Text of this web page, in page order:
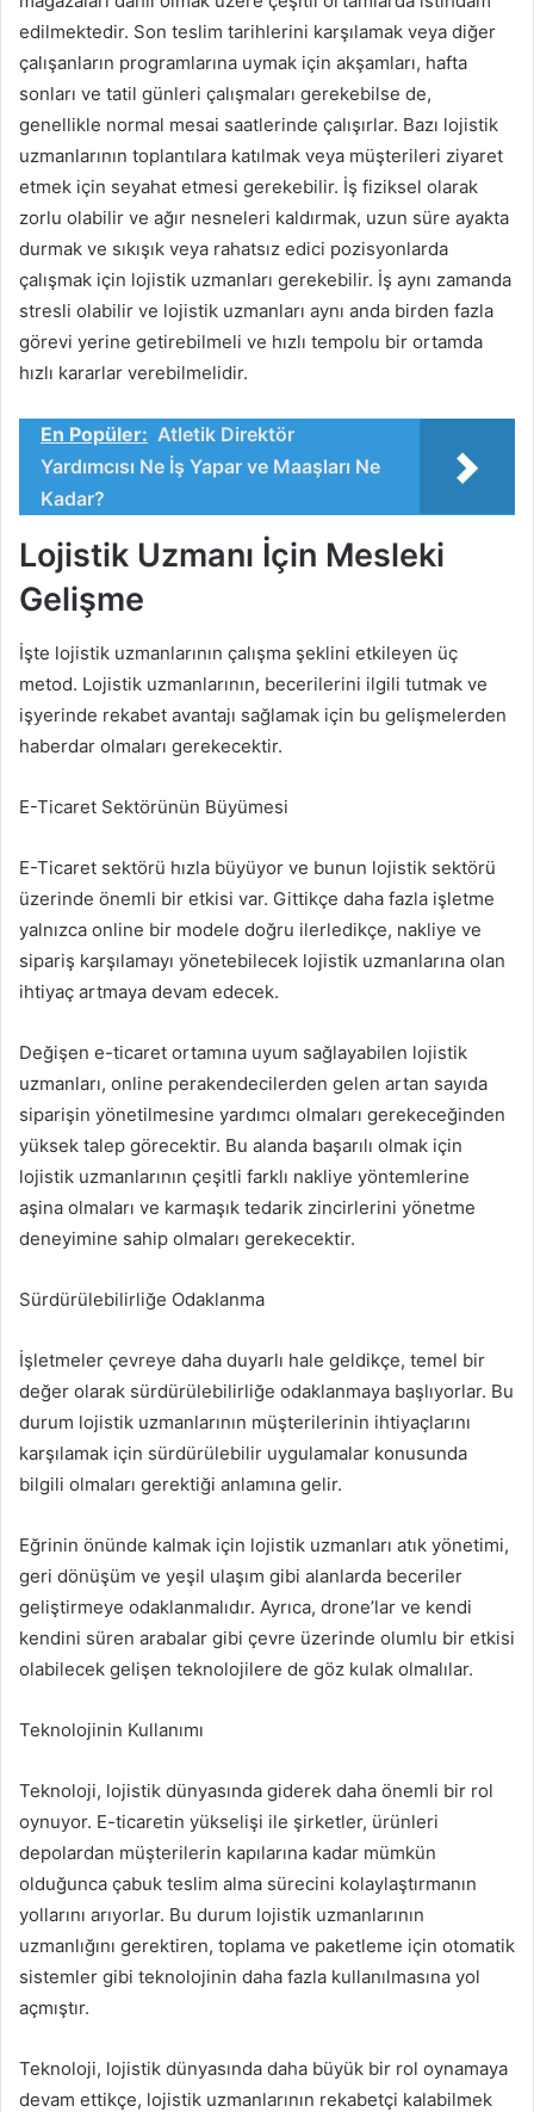
edilmektedir. Son teslim tarihlerini karşılamak veya diğer
çalışanların programlarına uymak için akşamları, hafta
sonları ve tatil günleri çalışmaları gerekebilse de,
genellikle normal mesai saatlerinde çalışırlar. Bazı lojistik
uzmanlarının toplantılara katılmak veya müşterileri ziyaret
etmek için seyahat etmesi gerekebilir. İş fiziksel olarak
zorlu olabilir ve ağır nesneleri kaldırmak, uzun süre ayakta
durmak ve sıkışık veya rahatsız edici pozisyonlarda
çalışmak için lojistik uzmanları gerekebilir. İş aynı zamanda
stresli olabilir ve lojistik uzmanları aynı anda birden fazla
görevi yerine getirebilmeli ve hızlı tempolu bir ortamda
hızlı kararlar verebilmelidir.
En Popüler: Atletik Direktör
Yardımcısı Ne İş Yapar ve Maaşları Ne
Kadar?
Lojistik Uzmanı İçin Mesleki
Gelişme
İşte lojistik uzmanlarının çalışma şeklini etkileyen üç
metod. Lojistik uzmanlarının, becerilerini ilgili tutmak ve
işyerinde rekabet avantajı sağlamak için bu gelişmelerden
haberdar olmaları gerekecektir.
E-Ticaret Sektörünün Büyümesi
E-Ticaret sektörü hızla büyüyor ve bunun lojistik sektörü
üzerinde önemli bir etkisi var. Gittikçe daha fazla işletme
yalnızca online bir modele doğru ilerledikçe, nakliye ve
sipariş karşılamayı yönetebilecek lojistik uzmanlarına olan
ihtiyaç artmaya devam edecek.
Değişen e-ticaret ortamına uyum sağlayabilen lojistik
uzmanları, online perakendecilerden gelen artan sayıda
siparişin yönetilmesine yardımcı olmaları gerekeceğinden
yüksek talep görecektir. Bu alanda başarılı olmak için
lojistik uzmanlarının çeşitli farklı nakliye yöntemlerine
aşina olmaları ve karmaşık tedarik zincirlerini yönetme
deneyimine sahip olmaları gerekecektir.
Sürdürülebilirliğe Odaklanma
İşletmeler çevreye daha duyarlı hale geldikçe, temel bir
değer olarak sürdürülebilirliğe odaklanmaya başlıyorlar. Bu
durum lojistik uzmanlarının müşterilerinin ihtiyaçlarını
karşılamak için sürdürülebilir uygulamalar konusunda
bilgili olmaları gerektiği anlamına gelir.
Eğrinin önünde kalmak için lojistik uzmanları atık yönetimi,
geri dönüşüm ve yeşil ulaşım gibi alanlarda beceriler
geliştirmeye odaklanmalıdır. Ayrıca, drone’lar ve kendi
kendini süren arabalar gibi çevre üzerinde olumlu bir etkisi
olabilecek gelişen teknolojilere de göz kulak olmalılar.
Teknolojinin Kullanımı
Teknoloji, lojistik dünyasında giderek daha önemli bir rol
oynuyor. E-ticaretin yükselişi ile şirketler, ürünleri
depolardan müşterilerin kapılarına kadar mümkün
olduğunca çabuk teslim alma sürecini kolaylaştırmanın
yollarını arıyorlar. Bu durum lojistik uzmanlarının
uzmanlığını gerektiren, toplama ve paketleme için otomatik
sistemler gibi teknolojinin daha fazla kullanılmasına yol
açmıştır.
Teknoloji, lojistik dünyasında daha büyük bir rol oynamaya
devam ettikçe, lojistik uzmanlarının rekabetçi kalabilmek